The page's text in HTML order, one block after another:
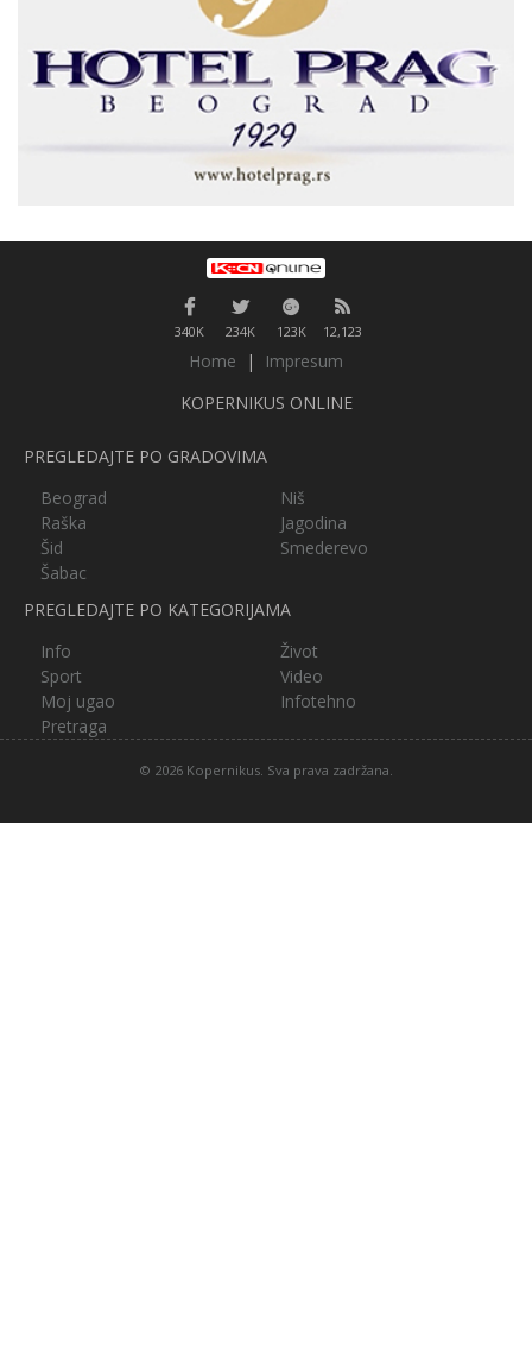
340K 234K 123K 12,123
Home |
Impresum
KOPERNIKUS ONLINE
PREGLEDAJTE PO GRADOVIMA
Beograd
Niš
Raška
Jagodina
Šid
Smederevo
Šabac
PREGLEDAJTE PO KATEGORIJAMA
Info
Život
Sport
Video
Moj ugao
Infotehno
Pretraga
© 2026 Kopernikus. Sva prava zadržana.